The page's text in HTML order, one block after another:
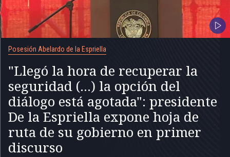
Posesión Abelardo de la Espriella
"Llegó la hora de recuperar la
seguridad (...) la opción del
diálogo está agotada": presidente
De la Espriella expone hoja de
ruta de su gobierno en primer
discurso